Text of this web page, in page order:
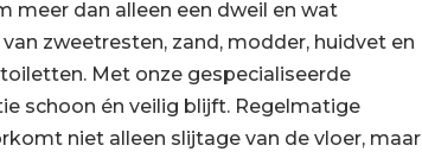
meer dan alleen een dweil en wat
zweetresten, zand, modder, huidvet en
Met onze gespecialiseerde
schoon én veilig blijft. Regelmatige
niet alleen slijtage van de vloer, maar